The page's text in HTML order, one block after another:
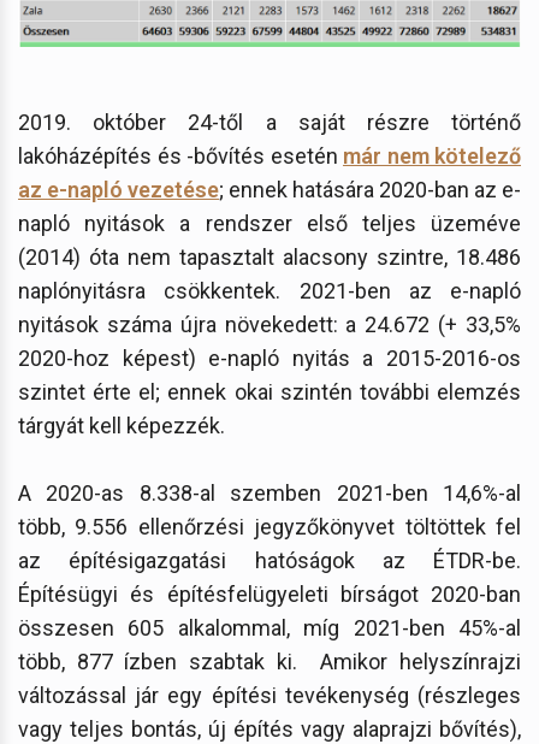
2019. október 24-től a saját részre történő
lakóházépítés és -bővítés esetén már nem kötelező
az e-napló vezetése; ennek hatására 2020-ban az e-
napló nyitások a rendszer első teljes üzeméve
(2014) óta nem tapasztalt alacsony szintre, 18.486
naplónyitásra csökkentek. 2021-ben az e-napló
nyitások száma újra növekedett: a 24.672 (+ 33,5%
2020-hoz képest) e-napló nyitás a 2015-2016-os
szintet érte el; ennek okai szintén további elemzés
tárgyát kell képezzék.
A 2020-as 8.338-al szemben 2021-ben 14,6%-al
több, 9.556 ellenőrzési jegyzőkönyvet töltöttek fel
az építésigazgatási hatóságok az ÉTDR-be.
Építésügyi és építésfelügyeleti bírságot 2020-ban
összesen 605 alkalommal, míg 2021-ben 45%-al
több, 877 ízben szabtak ki. Amikor helyszínrajzi
változással jár egy építési tevékenység (részleges
vagy teljes bontás, új építés vagy alaprajzi bővítés),